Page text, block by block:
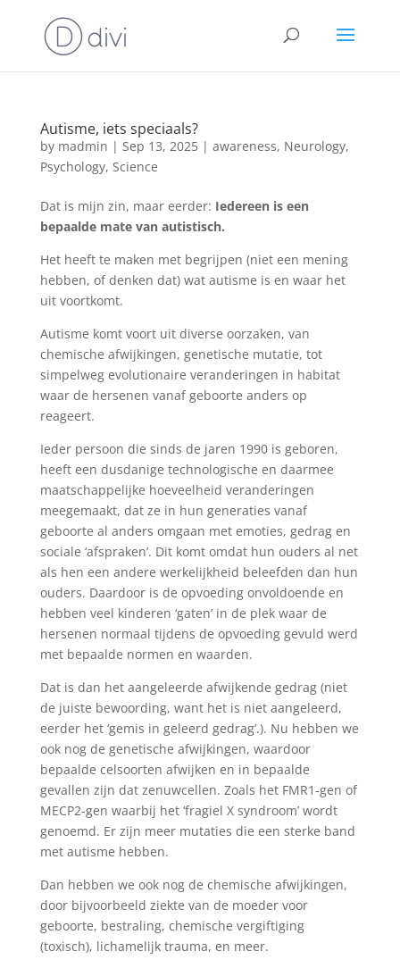
Autisme, iets speciaals?
by madmin | Sep 13, 2025| awareness, Neurology,
Psychology, Science
Dat is mijn zin, maar eerder: Iedereen is een
bepaalde mate van autistisch.
Het heeft te maken met begrijpen (niet een mening
hebben, of denken dat) wat autisme is en waar het
uit voortkomt.
Autisme komt voort uit diverse oorzaken, van
chemische afwijkingen, genetische mutatie, tot
simpelweg evolutionaire veranderingen in habitat
waar de hersenen vanaf geboorte anders op
reageert.
Ieder persoon die sinds de jaren 1990 is geboren,
heeft een dusdanige technologische en daarmee
maatschappelijke hoeveelheid veranderingen
meegemaakt, dat ze in hun generaties vanaf
geboorte al anders omgaan met emoties, gedrag en
sociale ‘afspraken’. Dit komt omdat hun ouders al net
als hen een andere werkelijkheid beleefden dan hun
ouders. Daardoor is de opvoeding onvoldoende en
hebben veel kinderen ‘gaten’ in de plek waar de
hersenen normaal tijdens de opvoeding gevuld werd
met bepaalde normen en waarden.
Dat is dan het aangeleerde afwijkende gedrag (niet
de juiste bewoording, want het is niet aangeleerd,
eerder het ‘gemis in geleerd gedrag’.). Nu hebben we
ook nog de genetische afwijkingen, waardoor
bepaalde celsoorten afwijken en in bepaalde
gevallen zijn dat zenuwcellen. Zoals het FMR1-gen of
MECP2-gen waarbij het ‘fragiel X syndroom’ wordt
genoemd. Er zijn meer mutaties die een sterke band
met autisme hebben.
Dan hebben we ook nog de chemische afwijkingen,
door bijvoorbeeld ziekte van de moeder voor
geboorte, bestraling, chemische vergiftiging
(toxisch), lichamelijk trauma, en meer.